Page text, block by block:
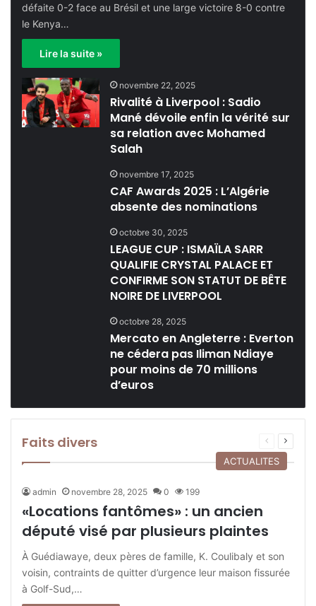
défaite 0-2 face au Brésil et une large victoire 8-0 contre
le Kenya…
Lire la suite »
novembre 22, 2025
Rivalité à Liverpool : Sadio
Mané dévoile enfin la vérité sur
sa relation avec Mohamed
Salah
novembre 17, 2025
CAF Awards 2025 : L’Algérie
absente des nominations
octobre 30, 2025
LEAGUE CUP : ISMAÏLA SARR
QUALIFIE CRYSTAL PALACE ET
CONFIRME SON STATUT DE BÊTE
NOIRE DE LIVERPOOL
octobre 28, 2025
Mercato en Angleterre : Everton
ne cédera pas Iliman Ndiaye
pour moins de 70 millions
d’euros
Faits divers
Page
précédente
Page
ACTUALITES
admin novembre 28, 2025 0 199
«Locations fantômes» : un ancien
député visé par plusieurs plaintes
À Guédiawaye, deux pères de famille, K. Coulibaly et son
voisin, contraints de quitter d’urgence leur maison fissurée
à Golf-Sud,…